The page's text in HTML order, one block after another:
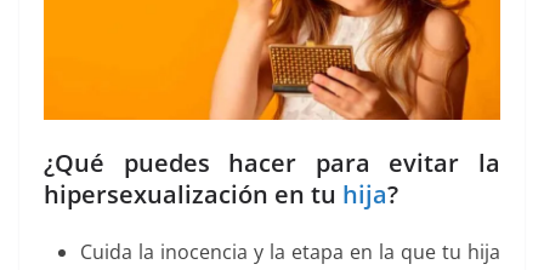
¿Qué puedes hacer para evitar la
hipersexualización en tu hija?
Cuida la inocencia y la etapa en la que tu hija